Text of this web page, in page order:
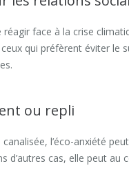
face à la crise
qui préfèrent éviter le
ou repli
canalisée, l’éco-anxiété
d’autres cas, elle peut au